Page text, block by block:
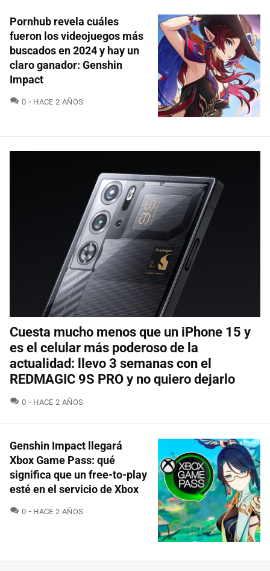
Pornhub revela cuáles
fueron los videojuegos más
buscados en 2024 y hay un
claro ganador: Genshin
Impact
0 COMENTARIOS
HACE 2 AÑOS
Cuesta mucho menos que un iPhone 15 y
es el celular más poderoso de la
actualidad: llevo 3 semanas con el
REDMAGIC 9S PRO y no quiero dejarlo
0 COMENTARIOS
HACE 2 AÑOS
Genshin Impact llegará
Xbox Game Pass: qué
significa que un free-to-play
esté en el servicio de Xbox
0 COMENTARIOS
HACE 2 AÑOS